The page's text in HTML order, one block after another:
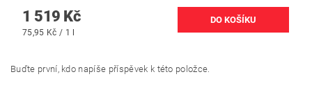
1 519 Kč
75,95 Kč / 1 l
Buďte první, kdo napíše příspěvek k této položce.